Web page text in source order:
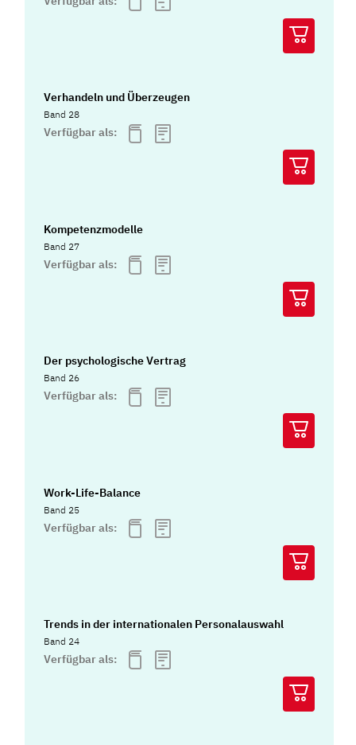
Verhandeln und Überzeugen
Band 28
Verfügbar als:
Kompetenzmodelle
Band 27
Verfügbar als:
Der psychologische Vertrag
Band 26
Verfügbar als:
Work-Life-Balance
Band 25
Verfügbar als:
Trends in der internationalen Personalauswahl
Band 24
Verfügbar als: